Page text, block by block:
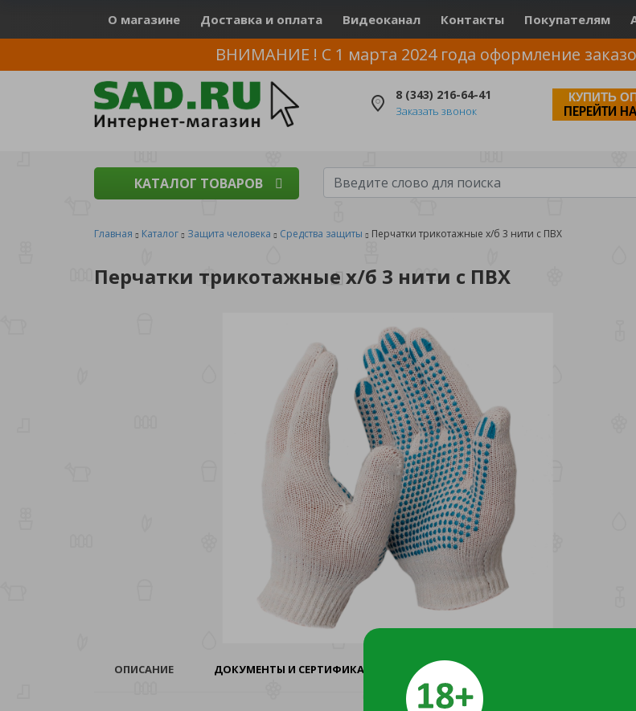
О магазине Доставка и оплата Видеоканал Контакты Покупателям
ВНИМАНИЕ ! С 1 марта 2024 года оформление
8 (343) 216-64-41
Заказать звонок
КУПИТЬ
ПЕРЕЙТИ
КАТАЛОГ ТОВАРОВ
Главная Каталог Защита человека Средства защиты Перчатки трикотажные х/б 3 нити с ПВХ
Перчатки трикотажные х/б 3 нити с ПВХ
ОПИСАНИЕ ДОКУМЕНТЫ И СЕРТИФИКАТЫ